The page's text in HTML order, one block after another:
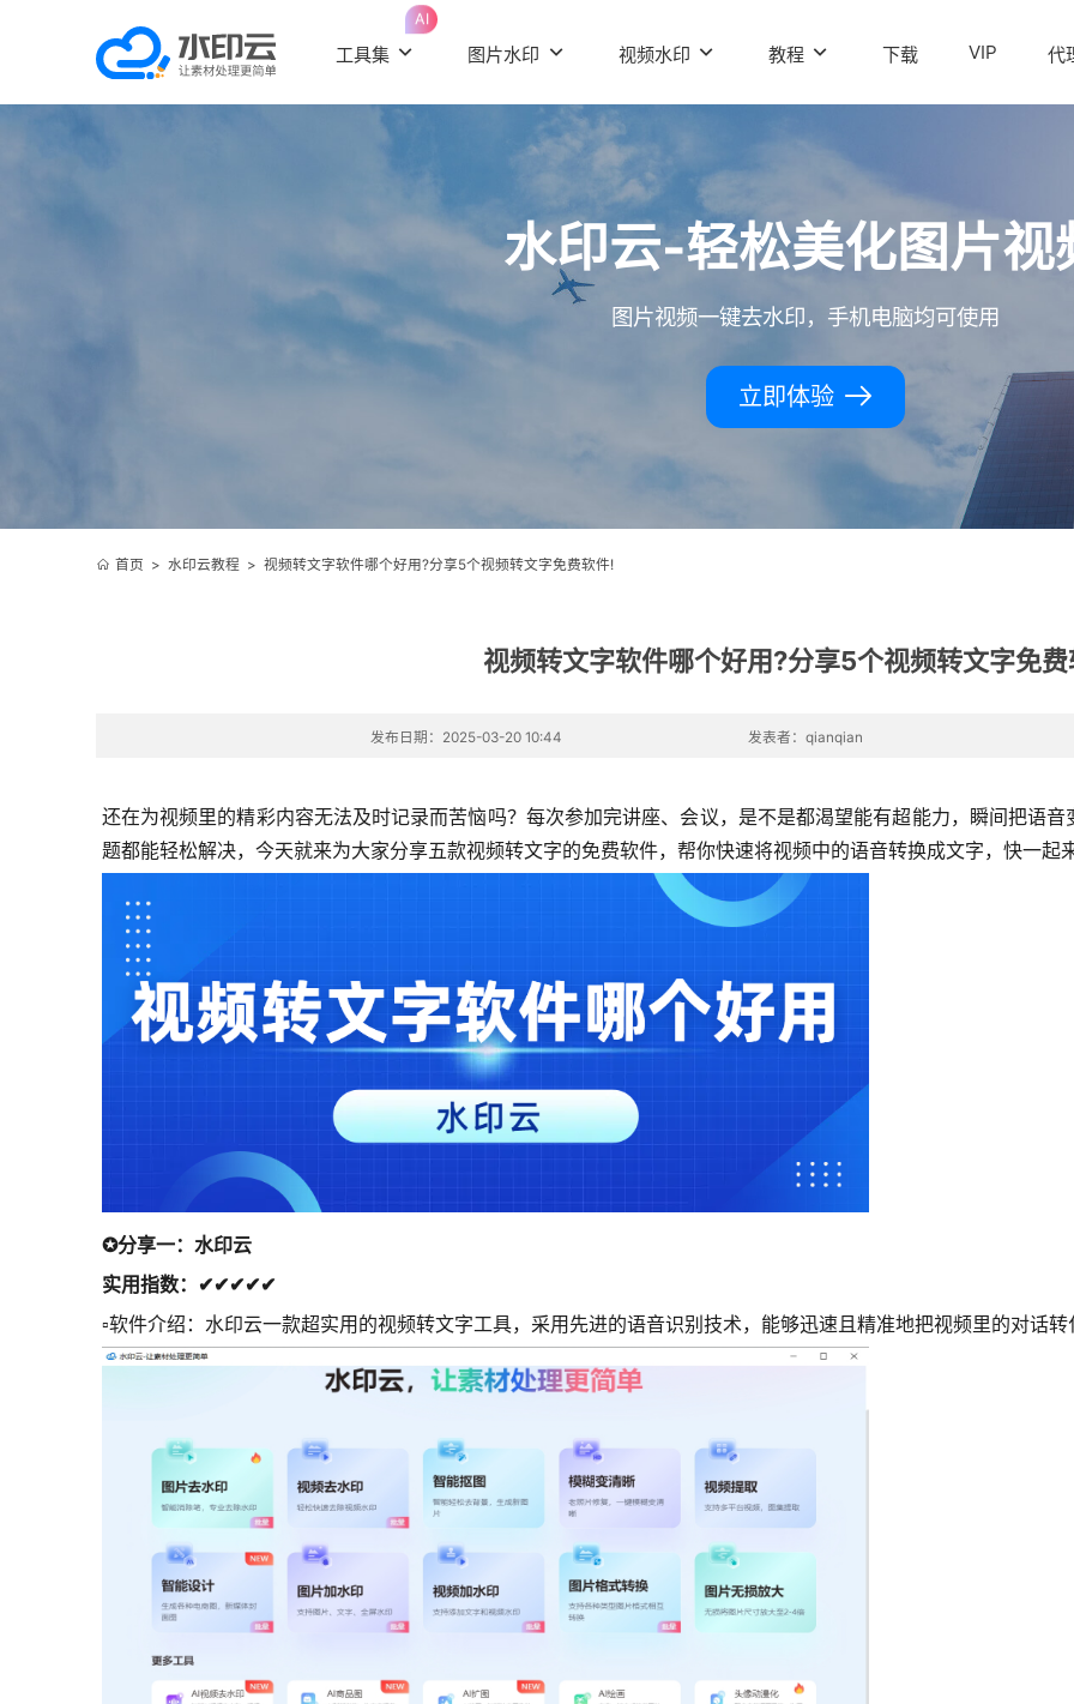
工具集
AI
图片水印 视频水印 教程 下载 VIP 代
水印云-轻松美化图片视
图片视频一键去水印，手机电脑均可使用
立即体验
首页 > 水印云教程 > 视频转文字软件哪个好用?分享5个视频转文字免费软件!
视频转文字软件哪个好用?分享5个视频转文字免
发布日期：2025-03-20 10:44 发表者：qianqian
还在为视频里的精彩内容无法及时记录而苦恼吗？每次参加完讲座、会议，是不是都渴望能有超能力，瞬间把语
题都能轻松解决，今天就来为大家分享五款视频转文字的免费软件，帮你快速将视频中的语音转换成文字，快一起
✪分享一：水印云
实用指数：✔✔✔✔✔
▫软件介绍：水印云一款超实用的视频转文字工具，采用先进的语音识别技术，能够迅速且精准地把视频里的对话转